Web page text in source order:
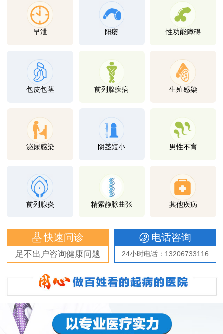
早泄 阳痿 性功能障碍
包皮包茎 前列腺疾病 生殖感染
泌尿感染 阴茎短小 男性不育
前列腺炎 精索静脉曲张 其他疾病
快速问诊
足不出户咨询健康问题
电话咨询
24小时电话：13206733116